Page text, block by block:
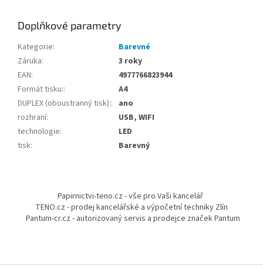
Doplňkové parametry
Kategorie:
Barevné
Záruka:
3 roky
EAN:
4977766823944
Formát tisku::
A4
DUPLEX (oboustranný tisk):: ano
rozhraní:
USB, WIFI
technologie:
LED
tisk: Barevný
Papirnictvi-teno.cz - vše pro Vaši kancelář
TENO.cz - prodej kancelářské a výpočetní techniky Zlín
Pantum-cr.cz - autorizovaný servis a prodejce značek Pantum